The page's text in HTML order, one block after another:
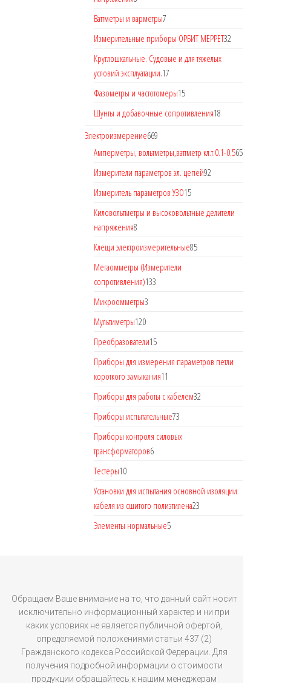
Ваттметры и варметры7
Измерительные приборы ОРБИТ МЕРРЕТ32
Круглошкальные. Судовые и для тяжелых
условий эксплуатации.17
Фазометры и частотомеры15
Шунты и добавочные сопротивления18
Электроизмерение669
Амперметры, вольтметры,ваттметр кл.т.0.1-0.565
Измерители параметров эл. цепей92
Измеритель параметров УЗО15
Киловольтметры и высоковольтные делители
напряжения8
Клещи электроизмерительные85
Мегаомметры (Измерители
сопротивления)133
Микроомметры3
Мультиметры120
Преобразователи15
Приборы для измерения параметров петли
короткого замыкания11
Приборы для работы с кабелем32
Приборы испытательные73
Приборы контроля силовых
трансформаторов6
Тестеры10
Установки для испытания основной изоляции
кабеля из сшитого полиэтилена23
Элементы нормальные5
Обращаем Ваше внимание на то, что данный сайт носит
исключительно информационный характер и ни при
каких условиях не является публичной офертой,
определяемой положениями статьи 437 (2)
Гражданского кодекса Российской Федерации. Для
получения подробной информации о стоимости
продукции обращайтесь к нашим менеджерам